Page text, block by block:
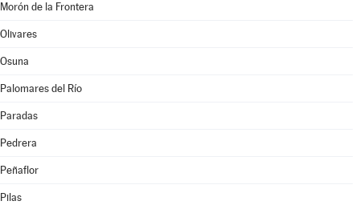
Morón de la Frontera
Olivares
Osuna
Palomares del Río
Paradas
Pedrera
Peñaflor
Pilas